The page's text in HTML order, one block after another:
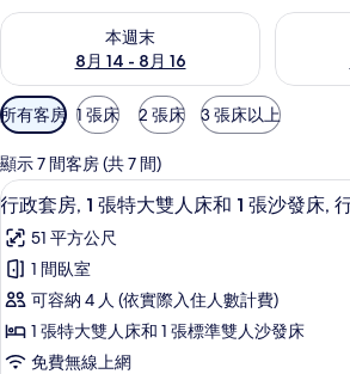
本週末
8月 14 - 8月 16
查看本週末 (8月 14 - 8月 16) 的供應情況
查看下
可
用
的
客
房
篩
選
條
所有客房 1 張床 2 張床 3 張床以上
顯示 7 間客房 (共 7 間)
顯
示
行
政
套
房,
1 間臥室
27
行政套房, 1 張特大雙人床和 1 張沙發床,
51 平方公尺
1 間臥室
可容納 4 人 (依實際入住人數計費)
1 張特大雙人床和 1 張標準雙人沙發床
免費無線上網